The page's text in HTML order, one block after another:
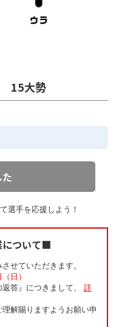
15大勢
選手を応援しよう！
について■
せていただきます。
日）
答』につきまして、 詳
解賜りますようお願い申